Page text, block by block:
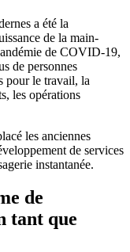
a été la
de la main-
de COVID-19,
de personnes
pour le travail, la
les opérations
les anciennes
de services
instantanée.
de
tant que